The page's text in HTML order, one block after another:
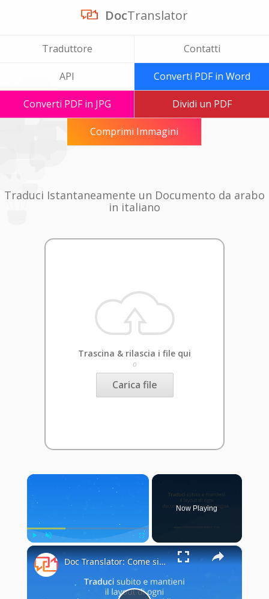
DocTranslator
Traduttore Contatti
API Converti PDF in Word
Converti PDF in JPG Dividi un PDF
Comprimi Immagini
Traduci Istantaneamente un Documento da arabo
in italiano
Trascina & rilascia i file qui
o
Carica file
×
Play Unmute Fullscreen
Now Playing
×
Doc Translator: Come si usa il traduttore di documenti?